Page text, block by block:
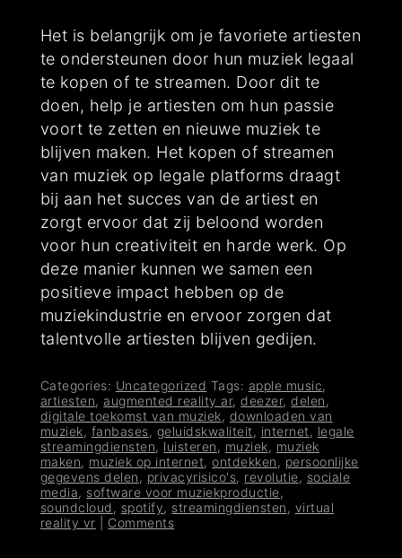
Het is belangrijk om je favoriete artiesten
te ondersteunen door hun muziek legaal
te kopen of te streamen. Door dit te
doen, help je artiesten om hun passie
voort te zetten en nieuwe muziek te
blijven maken. Het kopen of streamen
van muziek op legale platforms draagt
bij aan het succes van de artiest en
zorgt ervoor dat zij beloond worden
voor hun creativiteit en harde werk. Op
deze manier kunnen we samen een
positieve impact hebben op de
muziekindustrie en ervoor zorgen dat
talentvolle artiesten blijven gedijen.
Categories: Uncategorized Tags: apple music,
artiesten, augmented reality ar,deezer,delen ,
digitale toekomst van muziek, downloaden van
muziek, fanbases, geluidskwaliteit , internet , legale
streamingdiensten, luisteren , muziek, muziek
maken, muziek op internet,ontdekken , persoonlijke
gegevens delen , privacyrisico's, revolutie, sociale
media, software voor muziekproductie,
soundcloud , spotify, streamingdiensten , virtual
reality vr
Comments